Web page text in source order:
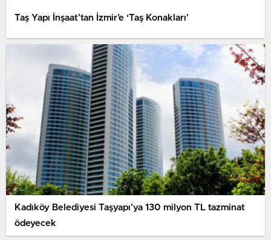
Taş Yapı İnşaat’tan İzmir’e ‘Taş Konakları’
Kadıköy Belediyesi Taşyapı’ya 130 milyon TL tazminat
ödeyecek